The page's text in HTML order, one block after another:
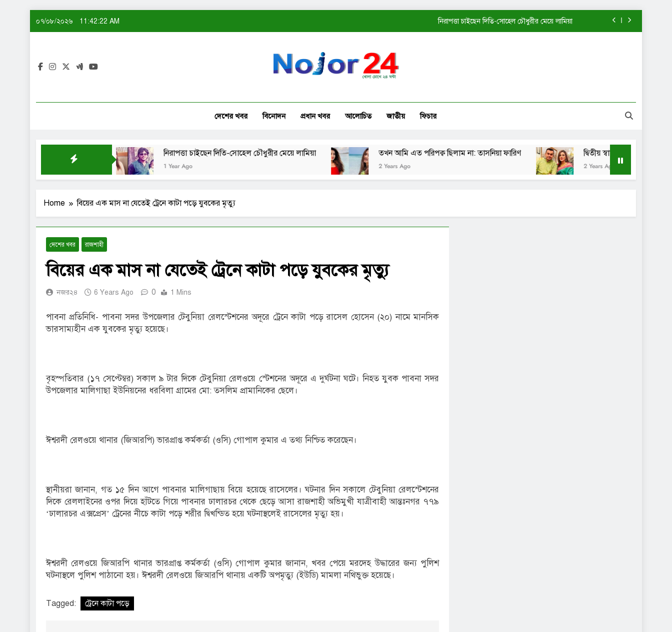
০৭/০৮/২০২৬ 11:42:22 AM নিরাপত্তা চাইছেন দিতি-সোহেল চৌধুরীর মেয়ে লামিয়া
দ্বিতীয় স্বামীর কাছে ফিরতে চাইছেন মাহিয়া মাহি?
দেশের খবর বিনোদন প্রধান খবর আলোচিত জাতীয় ফিচার
বানিয়ে নাকি: শেখ সাদী নিরাপত্তা চাইছেন দিতি-সোহেল চৌধুরীর মেয়ে লামিয়া
1 Year Ago
তখন আমি এত পরিপক্ব ছিলাম না: তাসনিয়া ফারিণ
2 Years Ago
দ্বিতীয় স্বামীর কাছে ফিরতে চাইছেন
2 Years Ago
Home বিয়ের এক মাস না যেতেই ট্রেনে কাটা পড়ে যুবকের মৃত্যু
দেশের খবর রাজশাহী
বিয়ের এক মাস না যেতেই ট্রেনে কাটা পড়ে যুবকের মৃত্যু
নজর২৪ 6 Years Ago 0 1 Mins
পাবনা প্রতিনিধি- পাবনা সদর উপজেলার টেবুনিয়া রেলস্টেশনের অদূরে ট্রেনে কাটা পড়ে রাসেল হোসেন (২০) নামে মানসিক
ভারসাম্যহীন এক যুবকের মৃত্যু হয়েছে।
বৃহস্পতিবার (১৭ সেপ্টেম্বর) সকাল ৯ টার দিকে টেবুনিয়া রেলওয়ে স্টেশনের অদূরে এ দুর্ঘটনা ঘটে। নিহত যুবক পাবনা সদর
উপজেলার মালিগাছা ইউনিয়নের ধরবিলা গ্রামের মো: তসলিম প্রামানিকের ছেলে।
ঈশ্বরদী রেলওয়ে থানার (জিআরপি) ভারপ্রাপ্ত কর্মকর্তা (ওসি) গোপাল কুমার এ তথ্য নিশ্চিত করেছেন।
স্থানীয়রা জানান, গত ১৫ দিন আগে পাবনার মালিগাছায় বিয়ে হয়েছে রাসেলের। ঘটনার দিন সকালে টেবুনিয়া রেলস্টেশনের
দিকে রেললাইনের ওপর দিয়ে হাঁটতে গিয়ে পাবনার ঢালারচর থেকে ছেড়ে আসা রাজশাহী অভিমুখী যাত্রীবাহী আন্তঃনগর ৭৭৯
‘ঢালারচর এক্সপ্রেস’ ট্রেনের নীচে কাটা পড়ে শরীর দ্বিখন্ডিত হয়ে ঘটনাস্থলেই রাসেলের মৃত্যু হয়।
ঈশ্বরদী রেলওয়ে জিআরপি থানার ভারপ্রাপ্ত কর্মকর্তা (ওসি) গোপাল কুমার জানান, খবর পেয়ে মরদেহ উদ্ধারের জন্য পুলিশ
ঘটনাস্থলে পুলিশ পাঠানো হয়। ঈশ্বরদী রেলওয়ে জিআরপি থানায় একটি অপমৃত্যু (ইউডি) মামলা নথিভুক্ত হয়েছে।
Tagged: ট্রেনে কাটা পড়ে